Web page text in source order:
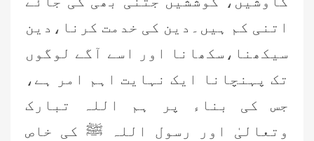
اتنی کم ہیں۔دین کی خدمت کرنا،دین
سیکھنا،سکھانا اور اسے آگے لوگوں
تک پہنچانا ایک نہایت اہم امر ہے،
جس کی بناء پر ہم اللہ تبارک
وتعالیٰ اور رسول اللہ ﷺ کی خاص